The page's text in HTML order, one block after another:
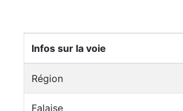
Infos sur la voie
Région
Falaise